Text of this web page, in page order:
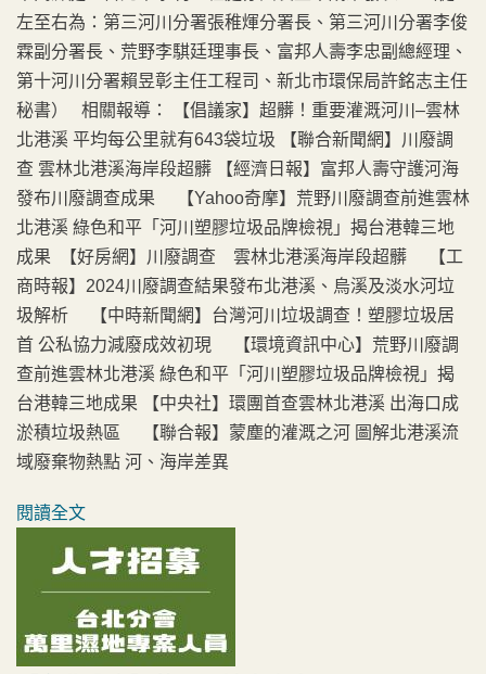
左至右為：第三河川分署張稚煇分署長、第三河川分署李俊
霖副分署長、荒野李騏廷理事長、富邦人壽李忠副總經理、
第十河川分署賴昱彰主任工程司、新北市環保局許銘志主任
秘書） 相關報導： 【倡議家】超髒！重要灌溉河川–雲林
北港溪 平均每公里就有643袋垃圾 【聯合新聞網】川廢調
查 雲林北港溪海岸段超髒 【經濟日報】富邦人壽守護河海
發布川廢調查成果 【Yahoo奇摩】荒野川廢調查前進雲林
北港溪 綠色和平「河川塑膠垃圾品牌檢視」揭台港韓三地
成果 【好房網】川廢調查 雲林北港溪海岸段超髒 【工
商時報】2024川廢調查結果發布北港溪、烏溪及淡水河垃
圾解析 【中時新聞網】台灣河川垃圾調查！塑膠垃圾居
首 公私協力減廢成效初現 【環境資訊中心】荒野川廢調
查前進雲林北港溪 綠色和平「河川塑膠垃圾品牌檢視」揭
台港韓三地成果 【中央社】環團首查雲林北港溪 出海口成
淤積垃圾熱區 【聯合報】蒙塵的灌溉之河 圖解北港溪流
域廢棄物熱點 河、海岸差異
閱讀全文